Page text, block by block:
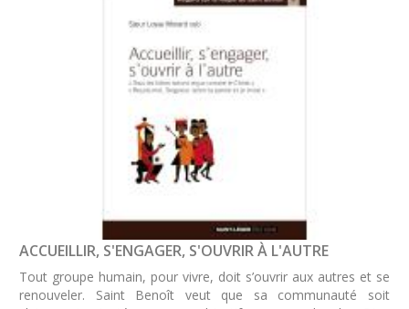
ACCUEILLIR, S'ENGAGER, S'OUVRIR À L'AUTRE
Tout groupe humain, pour vivre, doit s’ouvrir aux autres et se
renouveler. Saint Benoît veut que sa communauté soit